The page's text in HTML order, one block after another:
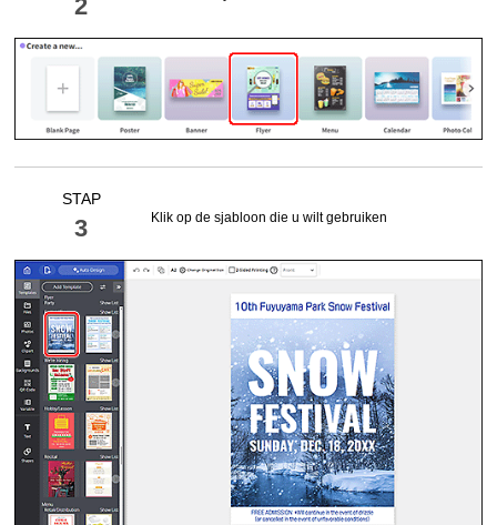
2
STAP
3 Klik op de sjabloon die u wilt gebruiken